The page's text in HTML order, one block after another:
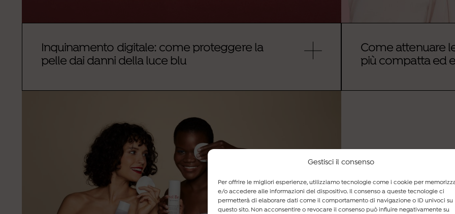
Gestisci il consenso
Per offrire le migliori esperienze, utilizziamo tecnologie come i cookie per
e/o accedere alle informazioni del dispositivo. Il consenso a queste tecnologie ci
permetterà di elaborare dati come il comportamento di navigazione o ID univoci su
questo sito. Non acconsentire o revocare il consenso può influire negativamente su
Inquinamento digitale: come proteggere la
pelle dai danni della luce blu
Come attenuare
pelle più compatta